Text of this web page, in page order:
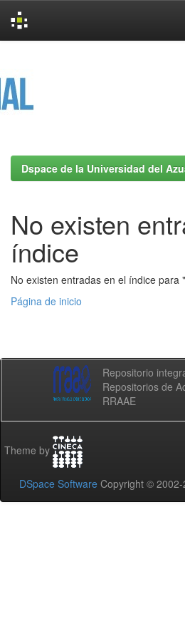
Dspace de la Universidad del
No existen
índice
No existen entradas en el índice para
Página de inicio
Repositorio
Repositorios de
RRAAE
Theme by
DSpace Software Copyright © 2002-